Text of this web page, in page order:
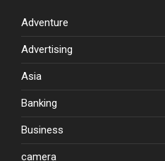
Adventure
Advertising
Asia
Banking
Business
camera